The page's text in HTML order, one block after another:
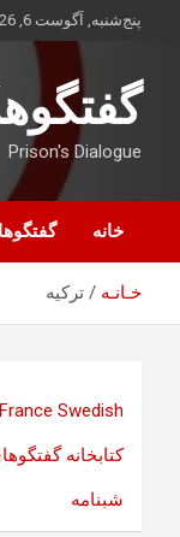
محتوا
پنج‌شنبه, آگوست 6, 2026
Prison's Dialogue
خانه
خـانـه ترکیه
France Swedish
کتابخانه
شبنامه